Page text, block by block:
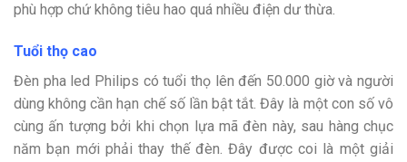
phù hợp chứ không tiêu hao quá nhiều điện dư thừa.
Tuổi thọ cao
Đèn pha led Philips có tuổi thọ lên đến 50.000 giờ và người
dùng không cần hạn chế số lần bật tắt. Đây là một con số vô
cùng ấn tượng bởi khi chọn lựa mã đèn này, sau hàng chục
năm bạn mới phải thay thế đèn. Đây được coi là một giải